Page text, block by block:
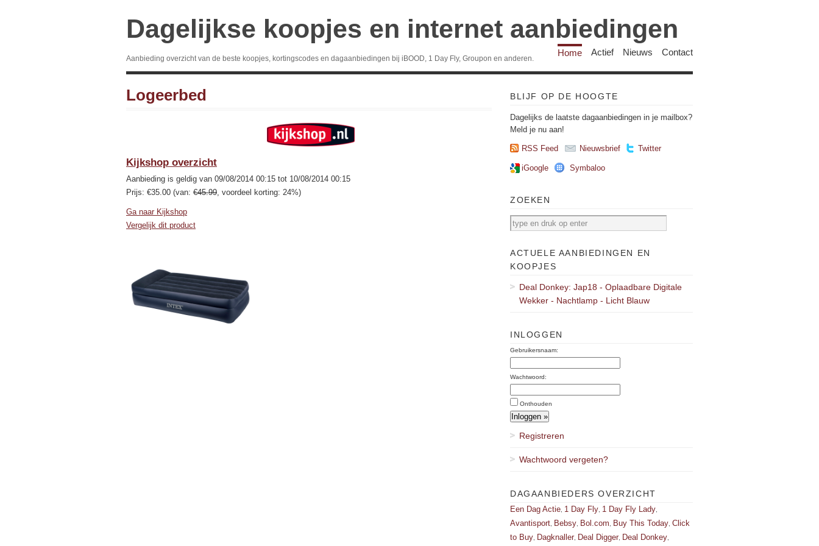
Dagelijkse koopjes en internet aanbiedingen
Aanbieding overzicht van de beste koopjes, kortingscodes en dagaanbiedingen bij iBOOD, 1 Day Fly, Groupon en anderen.
Home Actief Nieuws Contact
Logeerbed
Kijkshop overzicht
Aanbieding is geldig van 09/08/2014 00:15 tot 10/08/2014 00:15
Prijs: €35.00 (van: €45.99, voordeel korting: 24%)
Ga naar Kijkshop
Vergelijk dit product
BLIJF OP DE HOOGTE
Dagelijks de laatste dagaanbiedingen in je mailbox?
Meld je nu aan!
RSS Feed Nieuwsbrief Twitter
iGoogle Symbaloo
ZOEKEN
ACTUELE AANBIEDINGEN EN
KOOPJES
Deal Donkey: Jap18 - Oplaadbare Digitale
Wekker - Nachtlamp - Licht Blauw
INLOGGEN
Gebruikersnaam:
Wachtwoord:
Onthouden
Registreren
Wachtwoord vergeten?
DAGAANBIEDERS OVERZICHT
Een Dag Actie 1 Day Fly 1 Day Fly Lady
Avantisport Bebsy Bol.com Buy This Today Click
to Buy Dagknaller Deal Digger Deal Donkey